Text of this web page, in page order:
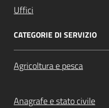
Uffici
CATEGORIE DI SERVIZIO
Agricoltura e pesca
Anagrafe e stato civile